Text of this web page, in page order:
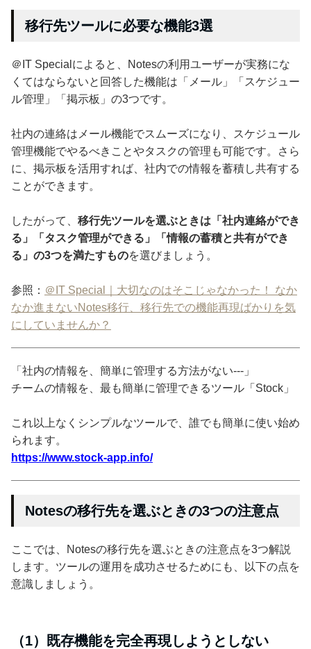
移行先ツールに必要な機能3選
＠IT Specialによると、Notesの利用ユーザーが実務にな
くてはならないと回答した機能は「メール」「スケジュー
ル管理」「掲示板」の3つです。
社内の連絡はメール機能でスムーズになり、スケジュール
管理機能でやるべきことやタスクの管理も可能です。さら
に、掲示板を活用すれば、社内での情報を蓄積し共有する
ことができます。
したがって、 移行先ツールを選ぶときは「社内連絡ができ
る」「タスク管理ができる」「情報の蓄積と共有ができ
る」の3つを満たすものを選びましょう。
参照： ＠IT Special｜大切なのはそこじゃなかった！ なか
なか進まないNotes移行、移行先での機能再現ばかりを気
にしていませんか？
「社内の情報を、簡単に管理する方法がない---」
チームの情報を、最も簡単に管理できるツール「Stock」
これ以上なくシンプルなツールで、誰でも簡単に使い始め
られます。
https://www.stock-app.info/
Notesの移行先を選ぶときの3つの注意点
ここでは、Notesの移行先を選ぶときの注意点を3つ解説
します。ツールの運用を成功させるためにも、以下の点を
意識しましょう。
（1）既存機能を完全再現しようとしない